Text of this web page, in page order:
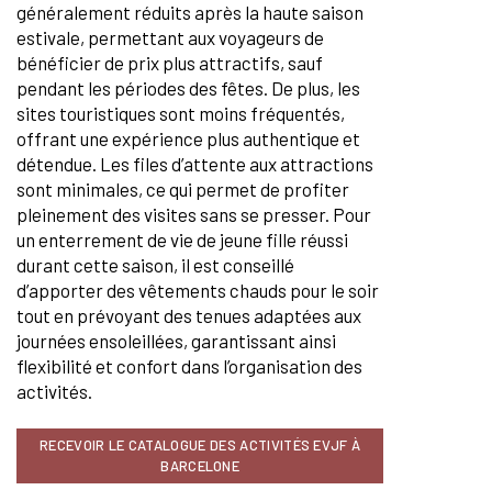
généralement réduits après la haute saison
estivale, permettant aux voyageurs de
bénéficier de prix plus attractifs, sauf
pendant les périodes des fêtes. De plus, les
sites touristiques sont moins fréquentés,
offrant une expérience plus authentique et
détendue. Les files d’attente aux attractions
sont minimales, ce qui permet de profiter
pleinement des visites sans se presser. Pour
un enterrement de vie de jeune fille réussi
durant cette saison, il est conseillé
d’apporter des vêtements chauds pour le soir
tout en prévoyant des tenues adaptées aux
journées ensoleillées, garantissant ainsi
flexibilité et confort dans l’organisation des
activités.
RECEVOIR LE CATALOGUE DES ACTIVITÉS EVJF À
BARCELONE